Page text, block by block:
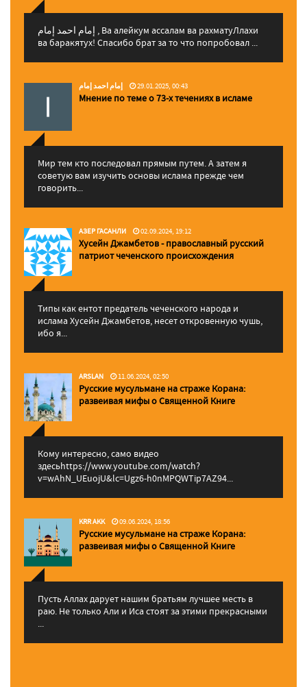
إمام احمد إمام , Ва алейкум ассалам ва рахматуЛлахи
ва баракятух! Спасибо брат за то что попробовал ...
إمام احمد إمام 29.01.2025, 00:43
Мнение по теме о 73-х течениях в исламе
Мир тем кто последовал прямым путем. А затем я
советую вам изучить основы ислама прежде чем
говорить...
АЗЕР ГАСАНЛИ 02.09.2024, 19:12
Хусейн Джамбетов - православный русский
патриот чеченского происхождения
Типы как ентот предатель чеченского народа и
ислама Хусейн Джамбетов, несет откровенную чушь,
ибо я...
ARSLAN 11.06.2024, 02:50
Русские мусульмане на страже Корана:
pазвеивая мифы о Священной Книге
Кому интересно, само видео
здесьhttps://www.youtube.com/watch?
v=wAhN_UEuojU&lc=Ugz6-h0nMPQWTip7AZ94...
KRR AKK 09.06.2024, 18:56
Русские мусульмане на страже Корана:
pазвеивая мифы о Священной Книге
Пусть Аллах дарует нашим братьям лучшее месть в
раю. Не только Али и Иса стоят за этими прекрасными
...